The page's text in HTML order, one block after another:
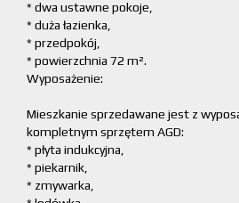
* dwa ustawne pokoje,
* duża łazienka,
* przedpokój,
* powierzchnia 72 m².
Wyposażenie:
Mieszkanie sprzedawane jest z
kompletnym sprzętem AGD:
* płyta indukcyjna,
* piekarnik,
* zmywarka,